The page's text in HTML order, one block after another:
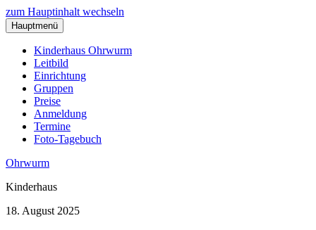
zum Hauptinhalt wechseln
Hauptmenü
Kinderhaus Ohrwurm
Leitbild
Einrichtung
Gruppen
Preise
Anmeldung
Termine
Foto-Tagebuch
Ohrwurm
Kinderhaus
18. August 2025